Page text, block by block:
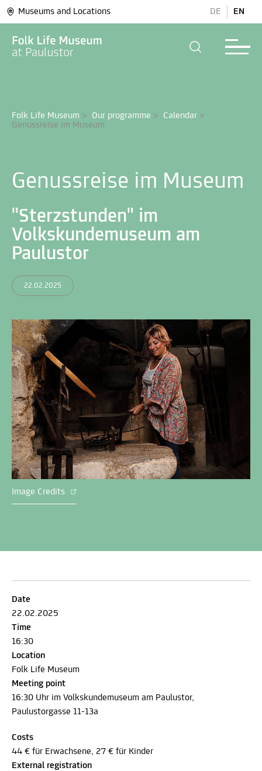
Museums and Locations DE EN
Folk Life Museum > Our programme > Calendar >
Genussreise im Museum
Genussreise im Museum
"Sterzstunden" im
Volkskundemuseum am
Paulustor
22.02.2025
Image Credits
Date
22.02.2025
Time
16:30
Location
Folk Life Museum
Meeting point
16:30 Uhr im Volkskundemuseum am Paulustor,
Paulustorgasse 11-13a
Costs
44 € für Erwachsene, 27 € für Kinder
External registration